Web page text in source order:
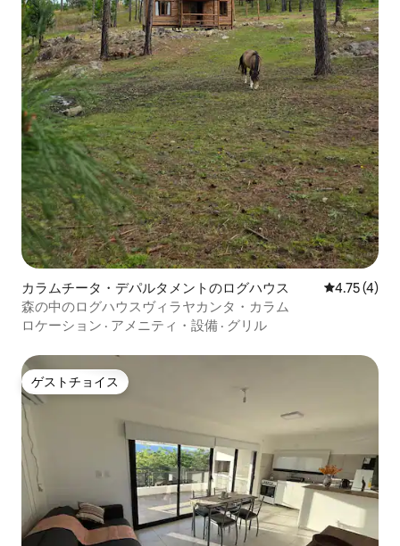
カラムチータ・デパルタメントのログハウス レビュー4
4.75 (4)
森の中のログハウスヴィラヤカンタ・カラム
ロケーション · アメニティ・設備 · グリル
ゲストチョイス
ゲストチョイス